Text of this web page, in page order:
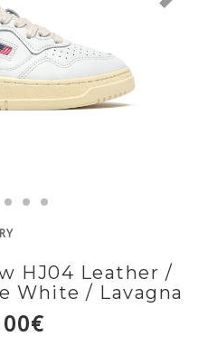
HJ04 Leather /
White / Lavagna